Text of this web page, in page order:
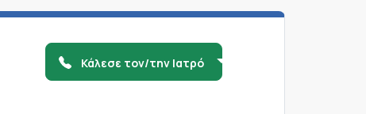
Κάλεσε τον/την Ιατρό